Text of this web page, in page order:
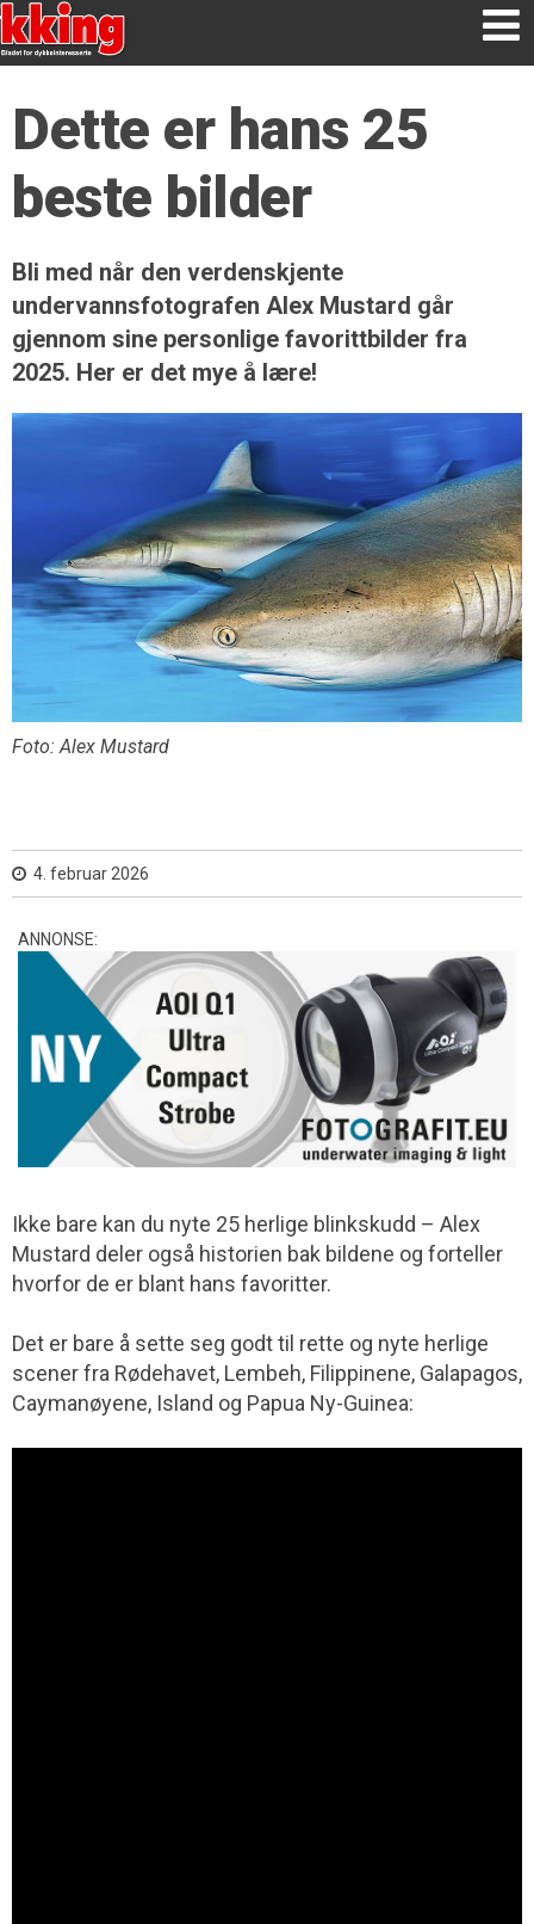
Dette er hans 25
beste bilder
Bli med når den verdenskjente
undervannsfotografen Alex Mustard går
gjennom sine personlige favorittbilder fra
2025. Her er det mye å lære!
Foto: Alex Mustard
4. februar 2026
ANNONSE:
Ikke bare kan du nyte 25 herlige blinkskudd – Alex
Mustard deler også historien bak bildene og forteller
hvorfor de er blant hans favoritter.
Det er bare å sette seg godt til rette og nyte herlige
scener fra Rødehavet, Lembeh, Filippinene, Galapagos,
Caymanøyene, Island og Papua Ny-Guinea: